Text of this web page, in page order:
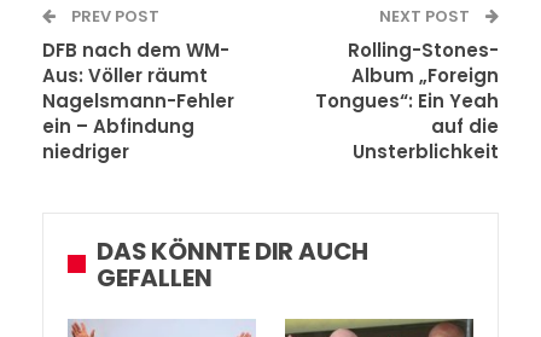
PREV POST
DFB nach dem WM-
Aus: Völler räumt
Nagelsmann-Fehler
ein – Abfindung
niedriger
NEXT POST
Rolling-Stones-
Album „Foreign
Tongues“: Ein Yeah
auf die
Unsterblichkeit
DAS KÖNNTE DIR AUCH
GEFALLEN